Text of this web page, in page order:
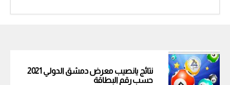
نتائج يانصيب معرض دمشق الدولي 2021
حسب رقم البطاقة